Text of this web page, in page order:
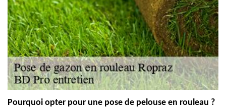
Pourquoi opter pour une pose de pelouse en rouleau ?